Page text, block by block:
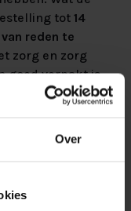
Over
tot 14
reden te
zorg en zorg
goed verpakt is.
is de verpakking
aan u